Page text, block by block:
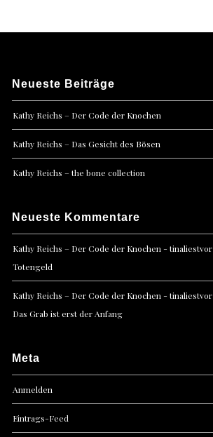
Neueste Beiträge
Kathy Reichs – Der Code der Knochen
Kathy Reichs – Das Gesicht des Bösen
Kathy Reichs – the bone collection
Neueste Kommentare
Kathy Reichs – Der Code der Knochen - tinaliestvor
Totengeld
Kathy Reichs – Der Code der Knochen - tinaliestvor
Das Grab ist erst der Anfang
Meta
Anmelden
Eintrags-Feed